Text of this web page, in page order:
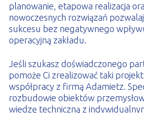
planowanie, etapowa realizacja
nowoczesnych rozwiązań
sukcesu bez negatywnego
operacyjną zakładu.
Jeśli szukasz doświadczonego
pomoże Ci zrealizować taki
współpracy z firmą Adamietz.
rozbudowie obiektów
wiedzę techniczną z